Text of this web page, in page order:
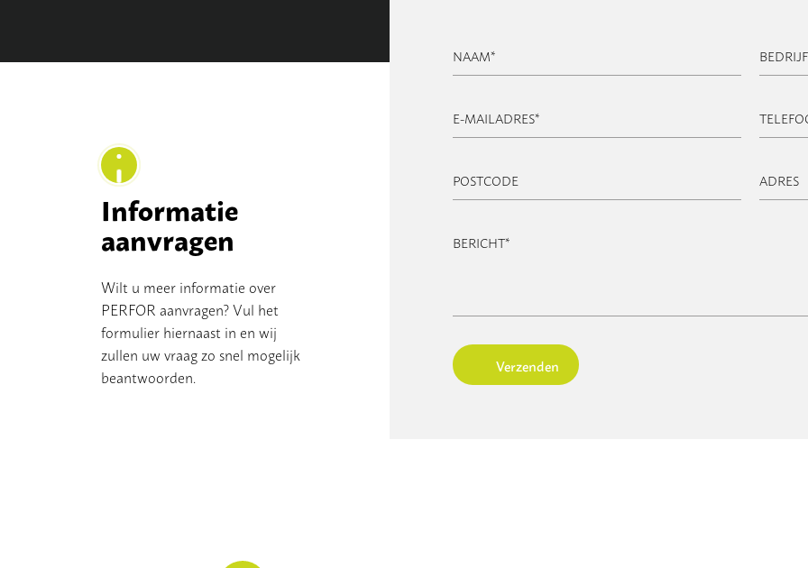
Informatie
aanvragen
Wilt u meer informatie over
PERFOR aanvragen? Vul het
formulier hiernaast in en wij
zullen uw vraag zo snel mogelijk
beantwoorden.
NAAM*
E-MAILADRES*
POSTCODE ADRES
BERICHT*
Verzenden